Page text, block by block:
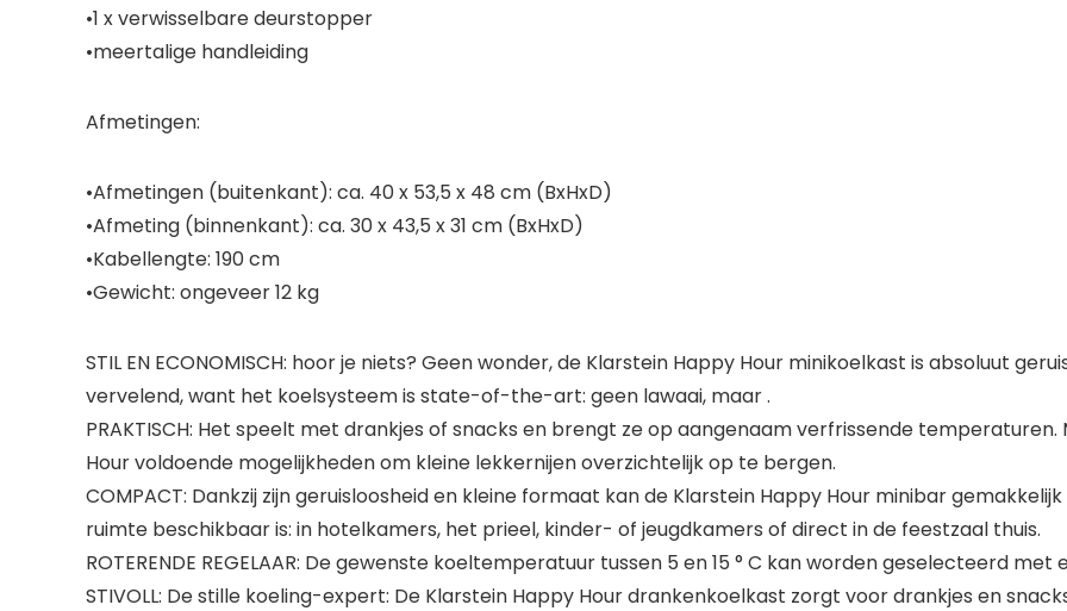
•1 x verwisselbare deurstopper
•meertalige handleiding
Afmetingen:
•Afmetingen (buitenkant): ca. 40 x 53,5 x 48 cm (BxHxD)
•Afmeting (binnenkant): ca. 30 x 43,5 x 31 cm (BxHxD)
•Kabellengte: 190 cm
•Gewicht: ongeveer 12 kg
STIL EN ECONOMISCH: hoor je niets? Geen wonder, de Klarstein Happy Hour minikoelkast is absoluut
vervelend, want het koelsysteem is state-of-the-art: geen lawaai, maar .
PRAKTISCH: Het speelt met drankjes of snacks en brengt ze op aangenaam verfrissende
Hour voldoende mogelijkheden om kleine lekkernijen overzichtelijk op te bergen.
COMPACT: Dankzij zijn geruisloosheid en kleine formaat kan de Klarstein Happy Hour minibar
ruimte beschikbaar is: in hotelkamers, het prieel, kinder- of jeugdkamers of direct in de feestzaal thuis.
ROTERENDE REGELAAR: De gewenste koeltemperatuur tussen 5 en 15 ° C kan worden geselecteerd
STIVOLL: De stille koeling-expert: De Klarstein Happy Hour drankenkoelkast zorgt voor drankjes en